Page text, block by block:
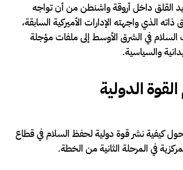
القلق داخل أروقة واشنطن من أن تواجه
ذاته الذي واجهته الإدارات الأميركية السابقة،
في الشرق الأوسط إلى ملفات مؤجلة
والسياسية.
الدولية
حول كيفية نشر قوة دولية لحفظ السلام في قطاع
في المرحلة الثانية من الخطة.